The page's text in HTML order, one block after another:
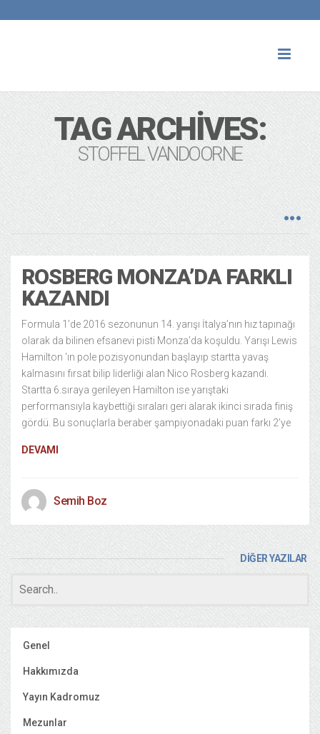
TAG ARCHIVES:
STOFFEL VANDOORNE
ROSBERG MONZA’DA FARKLI
KAZANDI
Formula 1’de 2016 sezonunun 14. yarışı İtalya’nın hız tapınağı
olarak da bilinen efsanevi pisti Monza’da koşuldu. Yarışı Lewis
Hamilton ‘ın pole pozisyonundan başlayıp startta yavaş
kalmasını fırsat bilip liderliği alan Nico Rosberg kazandı.
Startta 6.sıraya gerileyen Hamilton ise yarıştaki
performansıyla kaybettiği sıraları geri alarak ikinci sırada finiş
gördü. Bu sonuçlarla beraber şampiyonadaki puan farkı 2’ye
DEVAMI
Semih Boz
DİĞER YAZILAR
Genel
Hakkımızda
Yayın Kadromuz
Mezunlar